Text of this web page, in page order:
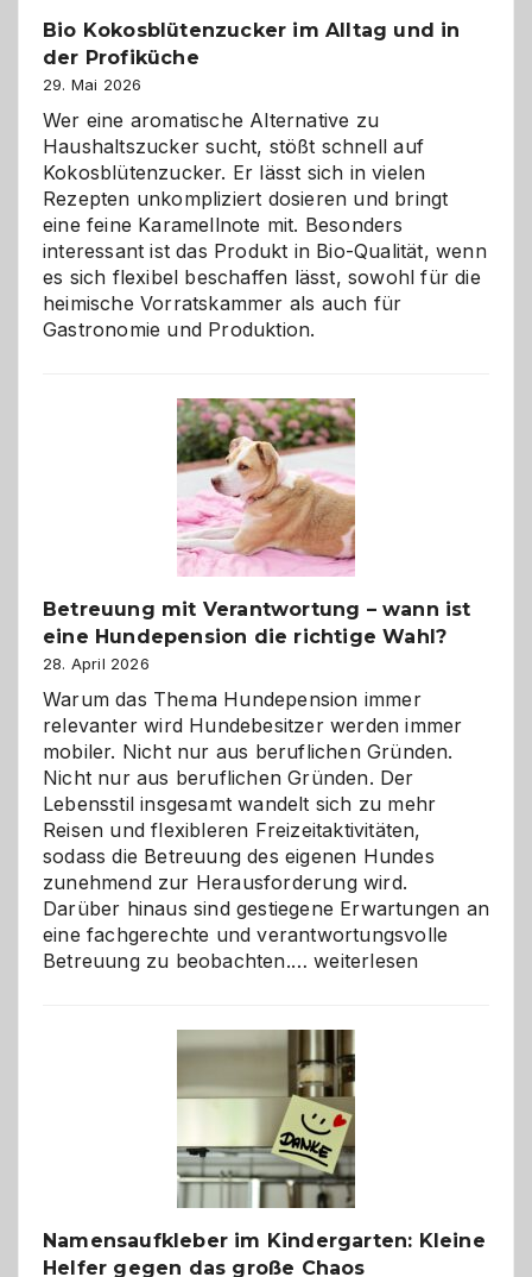
eigenen
Bio Kokosblütenzucker im Alltag und in
der Profiküche
29. Mai 2026
Wer eine aromatische Alternative zu
Haushaltszucker sucht, stößt schnell auf
Kokosblütenzucker. Er lässt sich in vielen
Rezepten unkompliziert dosieren und bringt
eine feine Karamellnote mit. Besonders
interessant ist das Produkt in Bio-Qualität, wenn
es sich flexibel beschaffen lässt, sowohl für die
heimische Vorratskammer als auch für
Gastronomie und Produktion.
Betreuung mit Verantwortung – wann ist
eine Hundepension die richtige Wahl?
28. April 2026
Warum das Thema Hundepension immer
relevanter wird Hundebesitzer werden immer
mobiler. Nicht nur aus beruflichen Gründen.
Nicht nur aus beruflichen Gründen. Der
Lebensstil insgesamt wandelt sich zu mehr
Reisen und flexibleren Freizeitaktivitäten,
sodass die Betreuung des eigenen Hundes
zunehmend zur Herausforderung wird.
Darüber hinaus sind gestiegene Erwartungen an
eine fachgerechte und verantwortungsvolle
Betreuung zu beobachten.…Betreuung
wann
ist
eine
Hundepension
die
richtige
weiterlesen
Namensaufkleber im Kindergarten: Kleine
Helfer gegen das große Chaos